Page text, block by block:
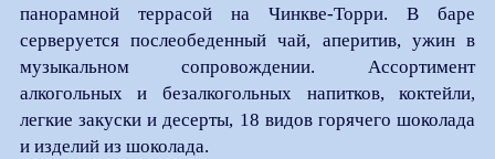
панорамной террасой на Чинкве-Торри. В баре
серверуется послеобеденный чай, аперитив, ужин в
музыкальном сопровождении. Ассортимент
алкогольных и безалкогольных напитков, коктейли,
легкие закуски и десерты, 18 видов горячего шоколада
и изделий из шоколада.